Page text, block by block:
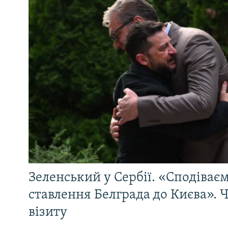
Зеленський у Сербії.
ставлення Белграда до Києва».
візиту